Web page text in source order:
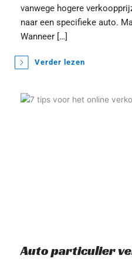
vanwege hogere
naar een specifieke auto.
Wanneer […]
Verder lezen
Auto particulier